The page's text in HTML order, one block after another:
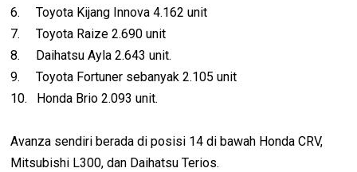
6.
Toyota Kijang Innova 4.162 unit
7.
Toyota Raize 2.690 unit
8.
Daihatsu Ayla 2.643 unit.
9.
Toyota Fortuner sebanyak 2.105 unit
10. Honda Brio 2.093 unit.
Avanza sendiri berada di posisi 14 di bawah Honda CRV,
Mitsubishi L300, dan Daihatsu Terios.